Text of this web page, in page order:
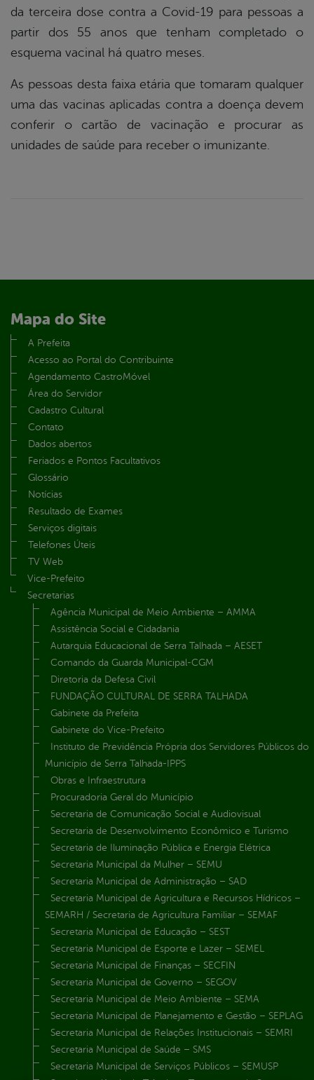
da terceira dose contra a Covid-19 para pessoas a
partir dos 55 anos que tenham completado o
esquema vacinal há quatro meses.
As pessoas desta faixa etária que tomaram qualquer
uma das vacinas aplicadas contra a doença devem
conferir o cartão de vacinação e procurar as
unidades de saúde para receber o imunizante.
Mapa do Site
A Prefeita
Acesso ao Portal do Contribuinte
Agendamento CastroMóvel
Área do Servidor
Cadastro Cultural
Contato
Dados abertos
Feriados e Pontos Facultativos
Glossário
Notícias
Resultado de Exames
Serviços digitais
Telefones Úteis
TV Web
Vice-Prefeito
Secretarias
Agência Municipal de Meio Ambiente – AMMA
Assistência Social e Cidadania
Autarquia Educacional de Serra Talhada – AESET
Comando da Guarda Municipal-CGM
Diretoria da Defesa Civil
FUNDAÇÃO CULTURAL DE SERRA TALHADA
Gabinete da Prefeita
Gabinete do Vice-Prefeito
Instituto de Previdência Própria dos Servidores Públicos do
Município de Serra Talhada-IPPS
Obras e Infraestrutura
Procuradoria Geral do Município
Secretaria de Comunicação Social e Audiovisual
Secretaria de Desenvolvimento Econômico e Turismo
Secretaria de Iluminação Pública e Energia Elétrica
Secretaria Municipal da Mulher – SEMU
Secretaria Municipal de Administração – SAD
Secretaria Municipal de Agricultura e Recursos Hídricos –
SEMARH / Secretaria de Agricultura Familiar – SEMAF
Secretaria Municipal de Educação – SEST
Secretaria Municipal de Esporte e Lazer – SEMEL
Secretaria Municipal de Finanças – SECFIN
Secretaria Municipal de Governo – SEGOV
Secretaria Municipal de Meio Ambiente – SEMA
Secretaria Municipal de Planejamento e Gestão – SEPLAG
Secretaria Municipal de Relações Institucionais – SEMRI
Secretaria Municipal de Saúde – SMS
Secretaria Municipal de Serviços Públicos – SEMUSP